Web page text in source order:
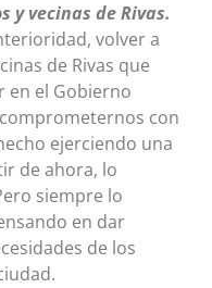
y vecinas de Rivas.
volver a
de Rivas que
en el Gobierno
con
ejerciendo una
de ahora, lo
siempre lo
en dar
de los